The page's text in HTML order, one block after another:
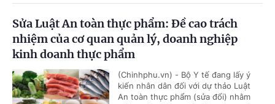
Sửa Luật An toàn thực phẩm: Đề cao trách
nhiệm của cơ quan quản lý, doanh nghiệp
kinh doanh thực phẩm
(Chinhphu.vn) - Bộ Y tế đang lấy ý
kiến nhân dân đối với dự thảo Luật
An toàn thực phẩm (sửa đổi) nhằm